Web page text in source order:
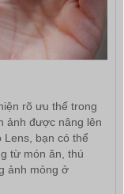
rõ ưu thế trong
ảnh được nâng lên
Lens, bạn có thể
từ món ăn, thú
ảnh mỏng ở